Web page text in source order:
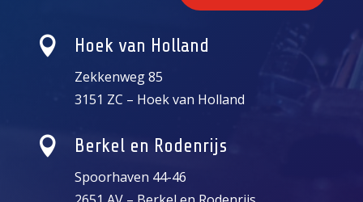
 Hoek van Holland
Zekkenweg 85
3151 ZC – Hoek van Holland
 Berkel en Rodenrijs
Spoorhaven 44-46